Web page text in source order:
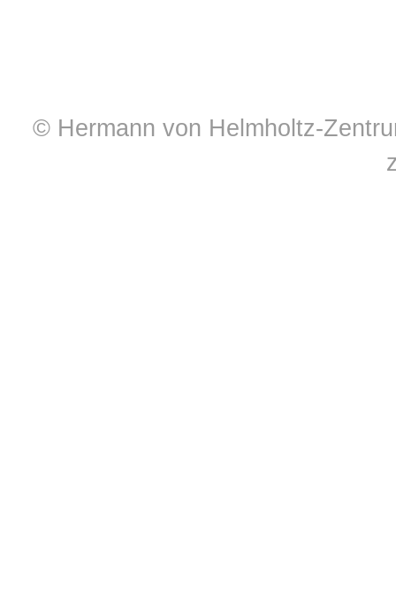
© Hermann von Helmholtz-